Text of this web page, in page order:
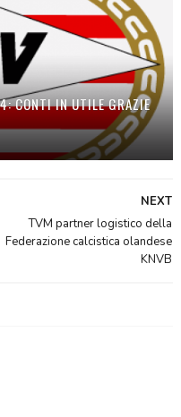
CONTI IN UTILE GRAZIE
NEXT
TVM partner logistico della
Federazione calcistica olandese
KNVB